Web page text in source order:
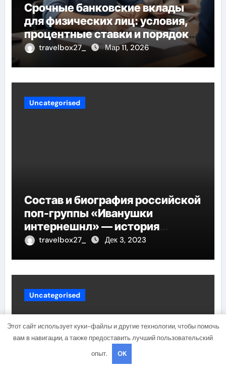
Срочные банковские вклады
для физических лиц: условия,
процентные ставки и порядок
открытия
travelbox27_ Мар 11, 2026
Uncategorised
Состав и биография российской
поп-группы «Иванушки
интернешнл» — история
успеха, музыка и судьбы
travelbox27_ Дек 3, 2023
Uncategorised
Этот сайт использует куки-файлы и другие технологии, чтобы помочь
вам в навигации, а также предоставить лучший пользовательский
опыт.
OK